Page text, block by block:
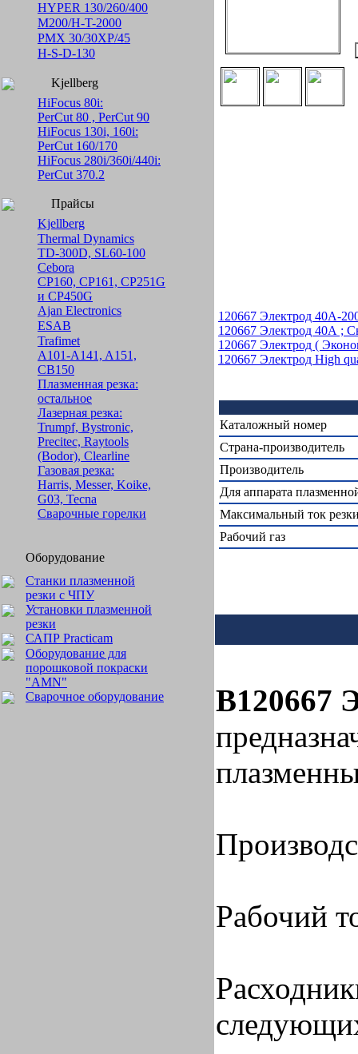
HYPER 130/260/400
M200/H-T-2000
PMX 30/30XP/45
H-S-D-130
Kjellberg
HiFocus 80i:
PerCut 80 , PerCut 90
HiFocus 130i, 160i:
PerCut 160/170
HiFocus 280i/360i/440i:
PerCut 370.2
Прайсы
Kjellberg
Thermal Dynamics
TD-300D, SL60-100
Cebora
CP160, CP161, CP251G
и CP450G
Ajan Electronics
ESAB
Trafimet
A101-A141, A151,
CB150
Плазменная резка:
остальное
Лазерная резка:
Trumpf, Bystronic,
Precitec, Raytools
(Bodor), Clearline
Газовая резка:
Harris, Messer, Koike,
G03, Tecna
Сварочные горелки
Оборудование
Станки плазменной
резки с ЧПУ
Установки плазменной
резки
САПР Practicam
Оборудование для
порошковой покраски
"AMN"
Сварочное оборудование
120667 Электрод 40A-
120667 Электрод 40А ;
120667 Электрод (
120667 Электрод High
Каталожный номер
Страна-производитель
Производитель
Для аппарата
Максимальный ток
Рабочий газ
B120667
Рабочий